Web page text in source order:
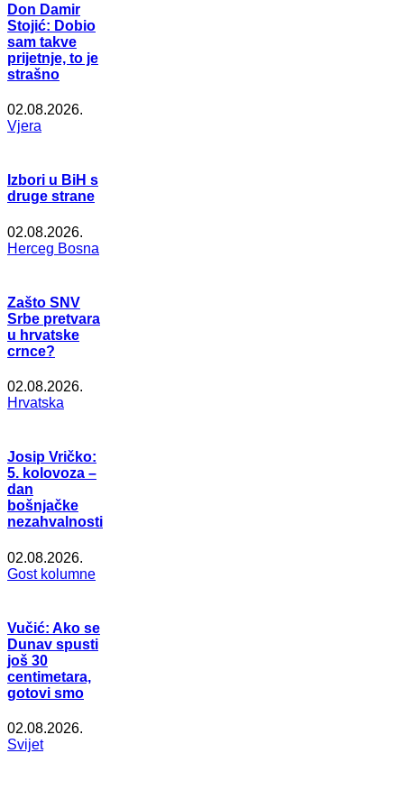
Don Damir
Stojić: Dobio
sam takve
prijetnje, to je
strašno
02.08.2026.
Vjera
Izbori u BiH s
druge strane
02.08.2026.
Herceg Bosna
Zašto SNV
Srbe pretvara
u hrvatske
crnce?
02.08.2026.
Hrvatska
Josip Vričko:
5. kolovoza –
dan
bošnjačke
nezahvalnosti
02.08.2026.
Gost kolumne
Vučić: Ako se
Dunav spusti
još 30
centimetara,
gotovi smo
02.08.2026.
Svijet